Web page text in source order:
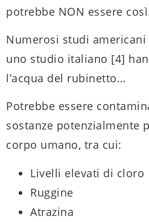
potrebbe NON essere
Numerosi studi
uno studio italiano [4]
l’acqua del rubinetto…
Potrebbe essere
sostanze potenzialmente
corpo umano, tra cui:
Livelli elevati di cloro
Ruggine
Atrazina